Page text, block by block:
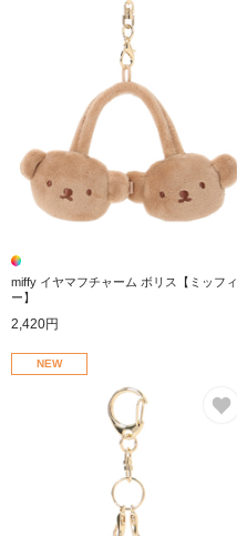
miffy イヤマフチャーム ボリス【ミッフィ
ー】
2,420円
NEW